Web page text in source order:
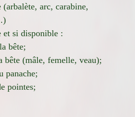
(arbalète, arc, carabine,
et si disponible :
bête;
bête (mâle, femelle, veau);
panache;
pointes;